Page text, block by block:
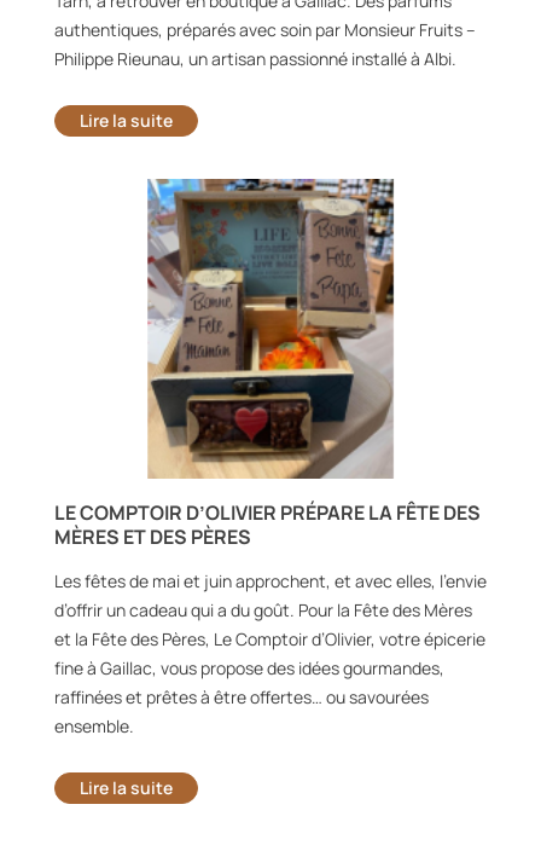
authentiques, préparés avec soin par Monsieur Fruits –
Philippe Rieunau, un artisan passionné installé à Albi.
Lire la suite
LE COMPTOIR D’OLIVIER PRÉPARE LA FÊTE DES
MÈRES ET DES PÈRES
Les fêtes de mai et juin approchent, et avec elles, l’envie
d’offrir un cadeau qui a du goût. Pour la Fête des Mères
et la Fête des Pères, Le Comptoir d’Olivier, votre épicerie
fine à Gaillac, vous propose des idées gourmandes,
raffinées et prêtes à être offertes… ou savourées
ensemble.
Lire la suite